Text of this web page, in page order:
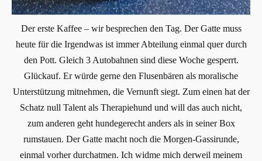
Der erste Kaffee – wir besprechen den Tag. Der Gatte muss
heute für die Irgendwas ist immer Abteilung einmal quer durch
den Pott. Gleich 3 Autobahnen sind diese Woche gesperrt.
Glückauf. Er würde gerne den Flusenbären als moralische
Unterstützung mitnehmen, die Vernunft siegt. Zum einen hat der
Schatz null Talent als Therapiehund und will das auch nicht,
zum anderen geht hundegerecht anders als in seiner Box
rumstauen. Der Gatte macht noch die Morgen-Gassirunde,
einmal vorher durchatmen. Ich widme mich derweil meinem